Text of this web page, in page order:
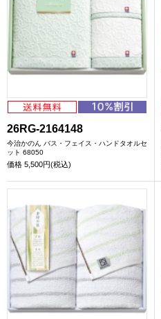
26RG-2164148
今治かのん バス・フェイス・ハンドタオルセ
ット 68050
価格 5,500円(税込)